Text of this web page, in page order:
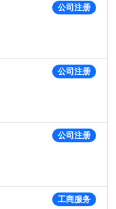
公司注册
公司注册
公司注册
工商服务